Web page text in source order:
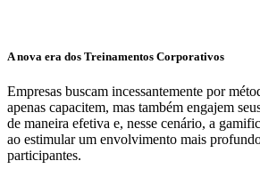
A nova era dos Treinamentos Corporativos
Empresas buscam incessantemente por
apenas capacitem, mas também engajem
de maneira efetiva e, nesse cenário, a
ao estimular um envolvimento mais
participantes.